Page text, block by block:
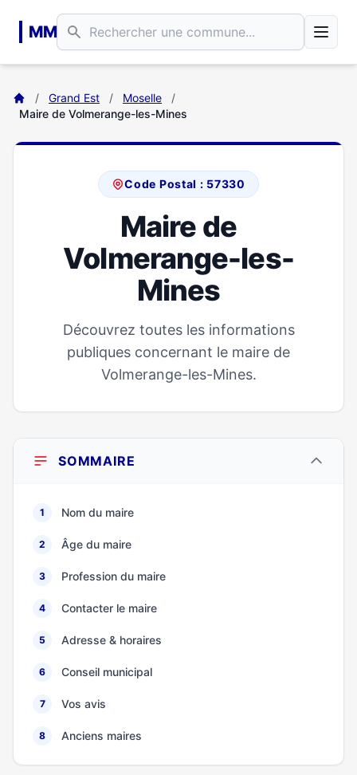
MM
/ Grand Est / Moselle
/
Maire de Volmerange-les-Mines
Code Postal : 57330
Maire de
Volmerange-les-
Mines
Découvrez toutes les informations
publiques concernant le maire de
Volmerange-les-Mines.
SOMMAIRE
1 Nom du maire
2 Âge du maire
3 Profession du maire
4 Contacter le maire
5 Adresse & horaires
6 Conseil municipal
7 Vos avis
8 Anciens maires